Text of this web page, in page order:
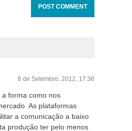
6 de Setembro, 2012, 17:36
forma como nos
As plataformas
a comunicação a baixo
produção ter pelo menos